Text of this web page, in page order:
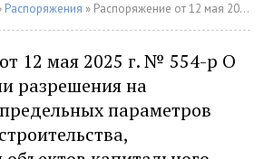
Распоряжения » Распоряжение от 12 мая 2025 г. № 554-р О предоставлении разрешения на отклонение от предельных параметров разрешенного строительства, реконструкции объектов капитального строительства
12 мая 2025 г. № 554-р О
разрешения на
параметров